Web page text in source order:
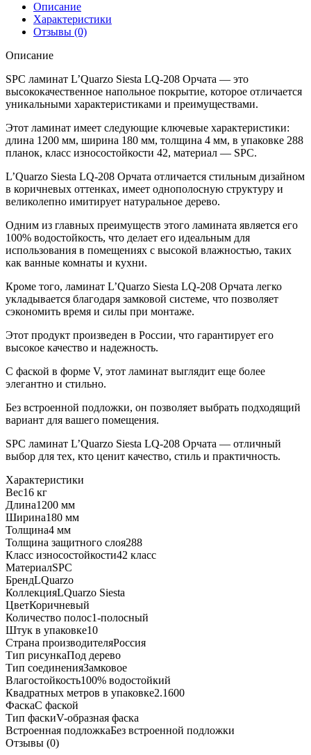
Орчата
Описание
Характеристики
Отзывы (0)
Описание
SPC ламинат L’Quarzo Siesta LQ-208 Орчата — это
высококачественное напольное покрытие, которое отличается
уникальными характеристиками и преимуществами.
Этот ламинат имеет следующие ключевые характеристики:
длина 1200 мм, ширина 180 мм, толщина 4 мм, в упаковке 288
планок, класс износостойкости 42, материал — SPC.
L’Quarzo Siesta LQ-208 Орчата отличается стильным дизайном
в коричневых оттенках, имеет однополосную структуру и
великолепно имитирует натуральное дерево.
Одним из главных преимуществ этого ламината является его
100% водостойкость, что делает его идеальным для
использования в помещениях с высокой влажностью, таких
как ванные комнаты и кухни.
Кроме того, ламинат L’Quarzo Siesta LQ-208 Орчата легко
укладывается благодаря замковой системе, что позволяет
сэкономить время и силы при монтаже.
Этот продукт произведен в России, что гарантирует его
высокое качество и надежность.
С фаской в форме V, этот ламинат выглядит еще более
элегантно и стильно.
Без встроенной подложки, он позволяет выбрать подходящий
вариант для вашего помещения.
SPC ламинат L’Quarzo Siesta LQ-208 Орчата — отличный
выбор для тех, кто ценит качество, стиль и практичность.
Характеристики
Вес16 кг
Длина1200 мм
Ширина180 мм
Толщина4 мм
Толщина защитного слоя288
Класс износостойкости42 класс
МатериалSPC
БрендLQuarzo
КоллекцияLQuarzo Siesta
ЦветКоричневый
Количество полос1-полосный
Штук в упаковке10
Страна производителяРоссия
Тип рисункаПод дерево
Тип соединенияЗамковое
Влагостойкость100% водостойкий
Квадратных метров в упаковке2.1600
ФаскаС фаской
Тип фаскиV-образная фаска
Встроенная подложкаБез встроенной подложки
Отзывы (0)